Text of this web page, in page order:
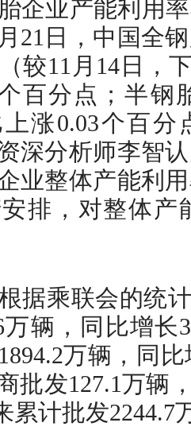
企业产能利用
21日，中国全
较11月14日，
百分点；半钢
上涨0.03个百
深分析师李智
业整体产能利
排，对整体产
据乘联会的统
万辆，同比增长
万辆，同
批发127.1万辆
累计批发2244.7